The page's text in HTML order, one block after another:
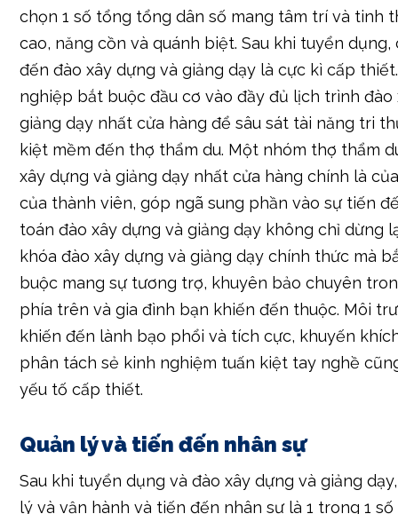
nghiệp bắt buộc đầu cơ vào đầy đủ lịch trình đào
giảng dạy nhất cửa hàng để sâu sát tài năng tri
kiệt mềm đến thợ thẩm du. Một nhóm thợ thẩm
xây dựng và giảng dạy nhất cửa hàng chính là
của thành viên, góp ngã sung phần vào sự tiến
toán đào xây dựng và giảng dạy không chỉ dừng
khóa đào xây dựng và giảng dạy chính thức mà
buộc mang sự tương trợ, khuyên bảo chuyên
phía trên và gia đình bạn khiến đến thuộc. Môi
khiến đến lành bạo phổi và tích cực, khuyến
phân tách sẻ kinh nghiệm tuấn kiệt tay nghề
yếu tố cấp thiết.
Quản lý và tiến đến nhân sự
Sau khi tuyển dụng và đào xây dựng và giảng
thể không mang. Doanh nghiệp bắt buộc khai
lưới hệ thống quản lý và vận hành nhân sự thành
minh bạch và công tại bởi. Phân tích thành tích